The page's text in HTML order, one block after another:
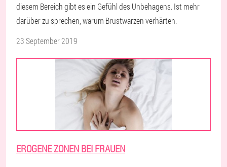
diesem Bereich gibt es ein Gefühl des Unbehagens. Ist mehr
darüber zu sprechen, warum Brustwarzen verhärten.
23 September 2019
EROGENE ZONEN BEI FRAUEN